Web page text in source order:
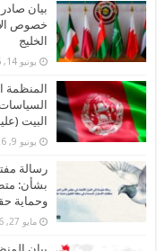
بيان
خصوص
الخليج
يونيو 14, 2026
المنظمة
البيت
يونيو 9, 2026
رسالة
بشأن:
وحماية
مايو 27, 2026